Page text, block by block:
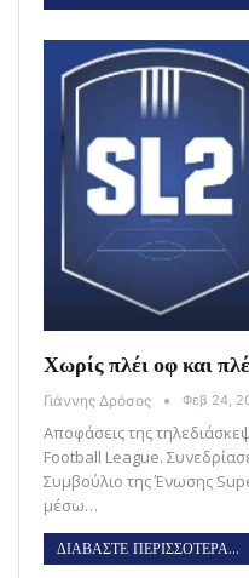
Χωρίς πλέι οφ και
Γιάννης Δρόσος Φεβ 24,
Αποφάσεις της
Football League.
Συμβούλιο της Ένωσης
μέσω…
ΔΙΑΒΑΣΤΕ ΠΕΡΙΣΣΟΤΕΡΑ...